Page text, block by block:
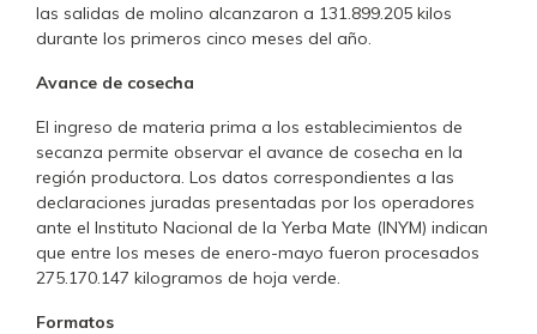
las salidas de molino alcanzaron a 131.899.205 kilos
durante los primeros cinco meses del año.
Avance de cosecha
El ingreso de materia prima a los establecimientos de
secanza permite observar el avance de cosecha en la
región productora. Los datos correspondientes a las
declaraciones juradas presentadas por los operadores
ante el Instituto Nacional de la Yerba Mate (INYM) indican
que entre los meses de enero-mayo fueron procesados
275.170.147 kilogramos de hoja verde.
Formatos